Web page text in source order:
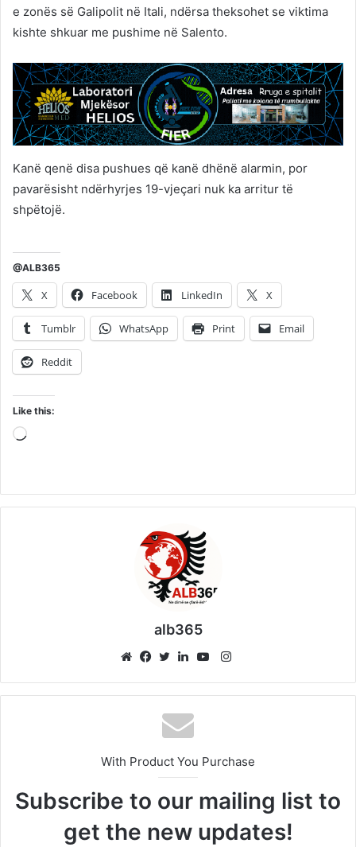
e zonës së Galipolit në Itali, ndërsa theksohet se viktima
kishte shkuar me pushime në Salento.
Kanë qenë disa pushues që kanë dhënë alarmin, por
pavarësisht ndërhyrjes 19-vjeçari nuk ka arritur të
shpëtojë.
@ALB365
X Facebook LinkedIn X
Tumblr WhatsApp Print Email
Reddit
Like this:
Loading…
alb365
Instagram
With Product You Purchase
Subscribe to our mailing list to
get the new updates!